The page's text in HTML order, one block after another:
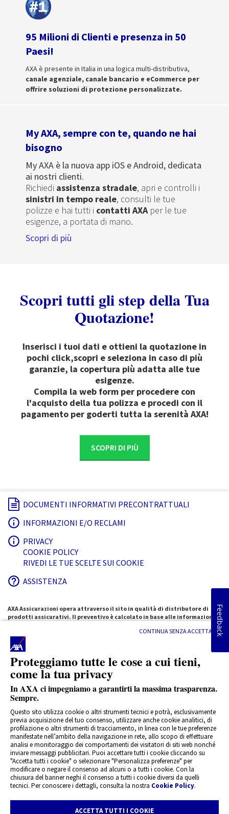
Proteggiamo tutte le cose a cui tieni,
come la tua privacy
In AXA ci impegniamo a garantirti la massima trasparenza.
Sempre.
Questo sito utilizza cookie o altri strumenti tecnici e potrà, esclusivamente
previa acquisizione del tuo consenso, utilizzare anche cookie analitici, di
profilazione o altri strumenti di tracciamento, in linea con le tue preferenze
manifestate nell’ambito della navigazione in rete, allo scopo di effettuare
analisi e monitoraggio dei comportamenti dei visitatori di siti web nonché
inviare messaggi pubblicitari. Puoi accettare tutti i cookie cliccando su
"Accetta tutti i cookie" o selezionare "Personalizza preferenze" per
modificare o negare il consenso ad alcuni o a tutti i cookie. Con la
chiusura del banner neghi il consenso a tutti i cookie diversi da quelli
tecnici. Per conoscere i dettagli, consulta la nostra Cookie Policy.
CONTINUA SENZA ACCETTARE
ACCETTA TUTTI I COOKIE
95 Milioni di Clienti e presenza in 50
Paesi!
AXA è presente in Italia in una logica multi-distributiva,
canale agenziale, canale bancario e eCommerce per
offrire soluzioni di protezione personalizzate.
My AXA, sempre con te, quando ne hai
bisogno
My AXA è la nuova app iOS e Android, dedicata
ai nostri clienti.
Richiedi assistenza stradale, apri e controlli i
sinistri in tempo reale, consulti le tue
polizze e hai tutti i contatti AXAper le tue
esigenze, a portata di mano.
Scopri di più
Scopri tutti gli step della Tua
Quotazione!
Inserisci i tuoi dati e ottieni la quotazione in
pochi click,scopri e seleziona in caso di più
garanzie, la copertura più adatta alle tue
esigenze.
Compila la web form per procedere con
l'acquisto della tua polizza e procedi con il
pagamento per goderti tutta la serenità AXA!
SCOPRI DI PIÙ
DOCUMENTI INFORMATIVI PRECONTRATTUALI
INFORMAZIONI E/O RECLAMI
PRIVACY
COOKIE POLICY
RIVEDI LE TUE SCELTE SUI COOKIE
ASSISTENZA
AXA Assicurazioni opera attraverso il sito in qualità di distributore di
prodotti assicurativi. Il preventivo è calcolato in base alle informazioni
fondamentali per la determinazione del profilo di rischio e della relativa
tariffazione. Le informazioni non fornite o non corrispondenti alla realtà
possono comportare l’annullamento del contratto, la riduzione
dell’indennizzo e, in caso di informazioni incongruenti rispetto alla base
dati ANIA, l’impossibilità di procedere con l’acquisto online.
Il preventivo ha una durata massima di sessanta giorni dal momento in cui
è stato emesso ed è rilasciato sulla base del prodotto in distribuzione al
momento della sua emissione. Il preventivo decade e deve considerarsi
privo di effetti, qualora al momento della manifestazione d'interesse da
parte del cliente, il prodotto non sia più in distribuzione o sia stato
sostituito da una nuova edizione secondo quanto pubblicato sul sito
axa.it
Le scelte operate durante il processo di sottoscrizione online della
polizza, ci aiutano a definire il prodotto assicurativo adeguato alle tue
necessità. Sulla base delle scelte verrà compilato il questionario di
adeguatezza che sarà inviato insieme alla documentazione pre-
contrattuale e contrattuale.
Prima della sottoscrizione leggi il
Documento Informativo Precontrattuale.
Feedback